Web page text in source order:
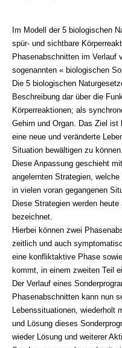
Im Modell der 5 biologischen
spür- und sichtbare
Phasenabschnitten im Verlauf
sogenannten « biologischen
Die 5 biologischen
Beschreibung dar über die
Körperreaktionen; als
Gehirn und Organ. Das Ziel
eine neue und veränderte
Situation bewältigen zu können.
Diese Anpassung geschieht
angelernten Strategien,
in vielen voran gegangenen
Diese Strategien werden
bezeichnet.
Hierbei können zwei
zeitlich und auch
eine konfliktaktive Phase
kommt, in einem zweiten Teil
Der Verlauf eines
Phasenabschnitten kann nun
Lebenssituationen, wiederholt
und Lösung dieses
wieder Lösung und weiterer